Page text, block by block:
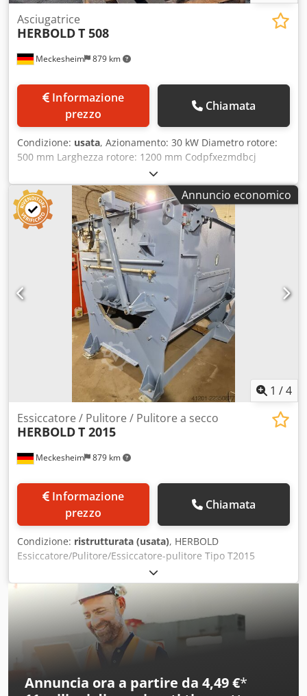
Meckesheim 879 km
Asciugatrice
HERBOLDT 508
prezzo
Chiamata
Condizione: usata, Azionamento: 30 kW Diametro rotore:
500 mm Larghezza rotore: 1200 mm Codpfxezmdbcj
Annuncio economico
1 /4
Meckesheim 879 km
Essiccatore / Pulitore / Pulitore a secco
HERBOLDT 2015
prezzo
Chiamata
Condizione: ristrutturata (usata), HERBOLD
Essiccatore/Pulitore/Essiccatore-pulitore Tipo T2015
Credpfx Adjzmda Sspef Potenza motrice 45-132 kW a
seconda delle prestazioni richieste e dell'applicazione
Impiego: Essiccazione e pulizia di materiali plastici rigidi,
scaglie di PET (portata max. 4 t/h) e film (1,2-1,6 t/h) Rotore
diametro 1200 mm x 2300 mm di lunghezza Foro griglia
standard 2,5 mm tondo Con trasmissione a cinghia
trapezoidale
Annuncia ora a partire da 4,49 €*